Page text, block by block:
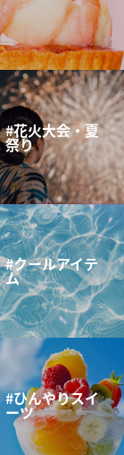
#花火大会・夏
祭り
#クールアイテ
ム
#ひんやりスイ
ーツ